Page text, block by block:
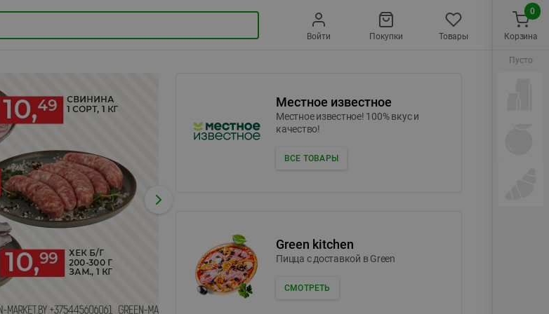
Войти Покупки Товары
Местное известное
Местное известное! 100% вкус и
качество!
ВСЕ ТОВАРЫ
Green kitchen
Пицца c доставкой в Green
СМОТРЕТЬ
Корзина
0
Пусто